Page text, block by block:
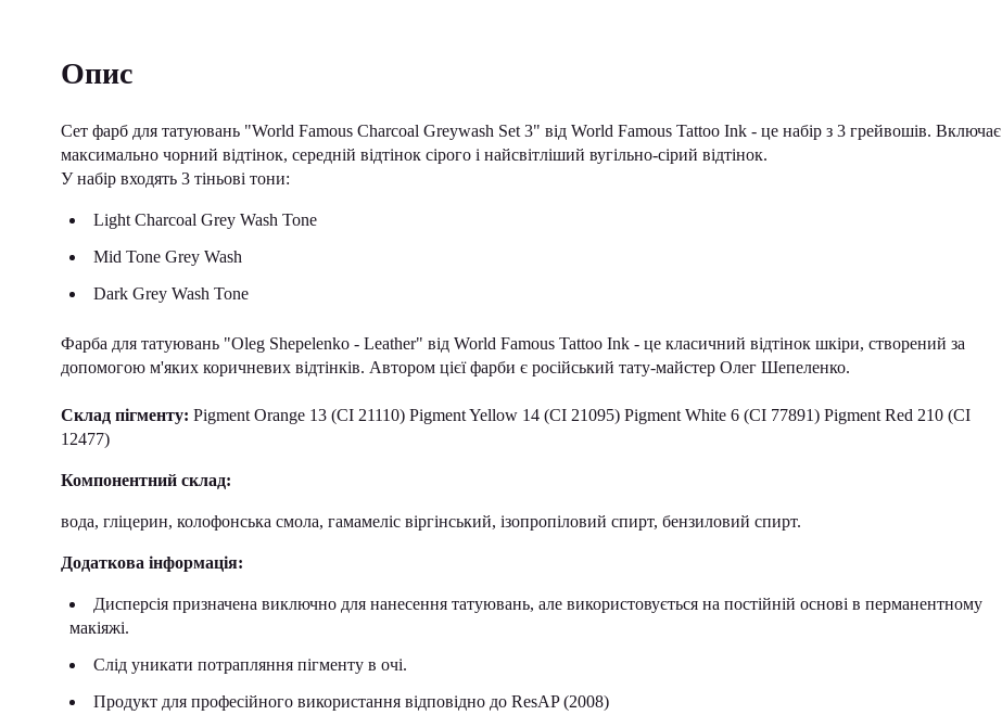
Опис
Сет фарб для татуювань "World Famous Charcoal Greywash Set 3" від World Famous Tattoo Ink - це набір з 3 грейвошів. Включає
максимально чорний відтінок, середній відтінок сірого і найсвітліший вугільно-сірий відтінок.
У набір входять 3 тіньові тони:
Light Charcoal Grey Wash Tone
Mid Tone Grey Wash
Dark Grey Wash Tone
Фарба для татуювань "Oleg Shepelenko - Leather" від World Famous Tattoo Ink - це класичний відтінок шкіри, створений за
допомогою м'яких коричневих відтінків. Автором цієї фарби є російський тату-майстер Олег Шепеленко.
Склад пігменту: Pigment Orange 13 (CI 21110) Pigment Yellow 14 (CI 21095) Pigment White 6 (CI 77891) Pigment Red 210 (CI
12477)
Компонентний склад:
вода, гліцерин, колофонська смола, гамамеліс віргінський, ізопропіловий спирт, бензиловий спирт.
Додаткова інформація:
Дисперсія призначена виключно для нанесення татуювань, але використовується на постійній основі в перманентному
макіяжі.
Слід уникати потрапляння пігменту в очі.
Продукт для професійного використання відповідно до ResAP (2008)